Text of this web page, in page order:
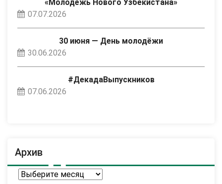
«Молодёжь Нового Узбекистана»
07.07.2026
30 июня — День молодёжи
30.06.2026
#ДекадаВыпускников
07.06.2026
Архив
Архив